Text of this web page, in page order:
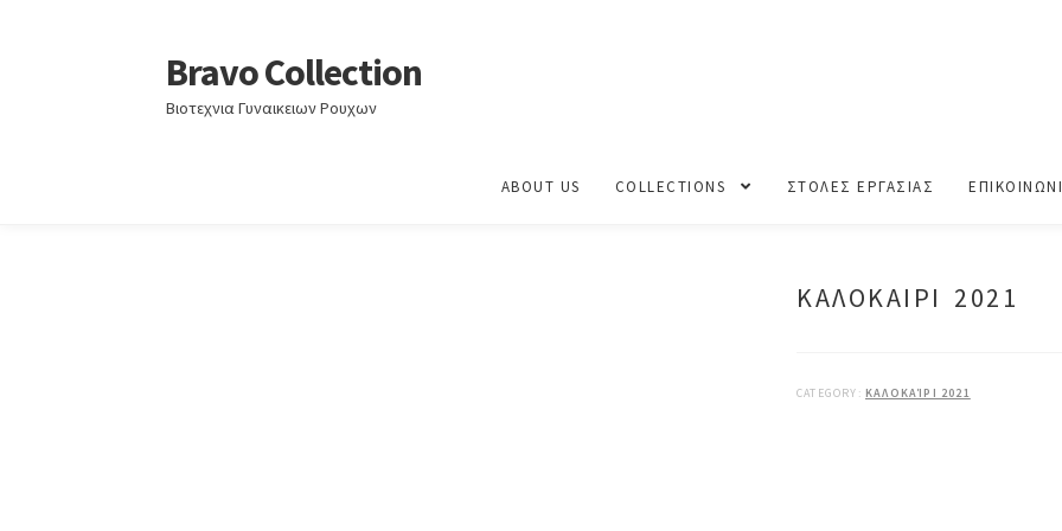
Skip
to
navigation
Skip
to
content
Bravo Collection
Βιοτεχνια Γυναικειων Ρουχων
ABOUT US COLLECTIONS ΣΤΟΛΕΣ ΕΡΓΑΣΙΑΣ
ΚΑΛΟΚΑΙΡΙ 2021
CATEGORY: ΚΑΛΟΚΑΊΡΙ 2021